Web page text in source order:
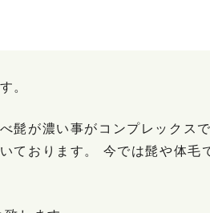
。
髭が濃い事がコンプレックス
ております。 今では髭や体